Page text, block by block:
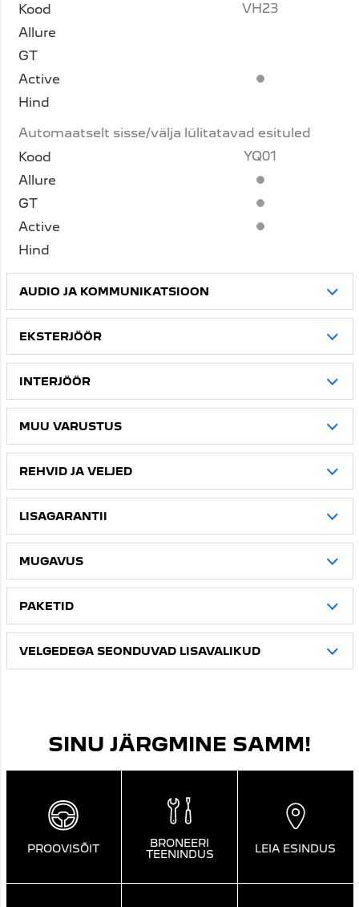
VH23
Standardvarustus
Automaatselt sisse/välja lülitatavad esituled
YQ01
Standardvarustus
Standardvarustus
Standardvarustus
AUDIO JA KOMMUNIKATSIOON
EKSTERJÖÖR
INTERJÖÖR
MUU VARUSTUS
REHVID JA VELJED
LISAGARANTII
MUGAVUS
PAKETID
VELGEDEGA SEONDUVAD LISAVALIKUD
SINU JÄRGMINE SAMM!
PROOVISÕIT
BRONEERI
TEENINDUS
LEIA ESINDUS